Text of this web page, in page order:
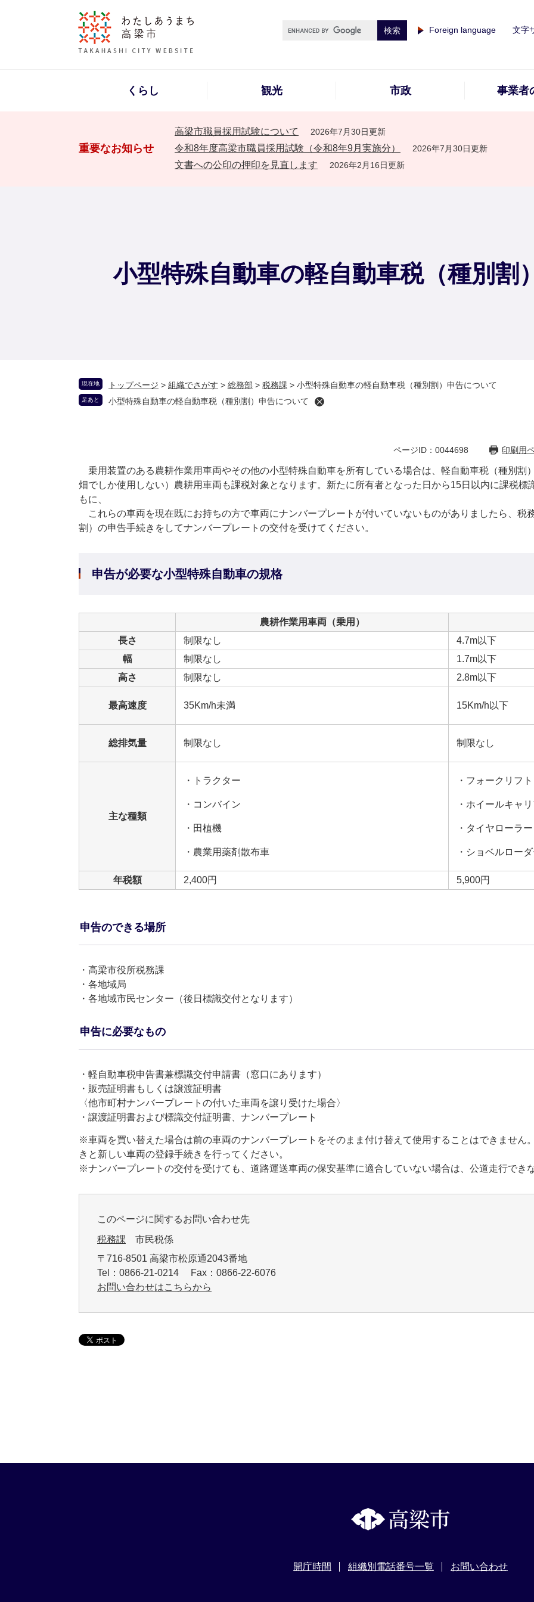
Foreign language 文字
くらし 観光 市政 事業者
重要なお知らせ
高梁市職員採用試験について 2026年7月30日更新
令和8年度高梁市職員採用試験（令和8年9月実施分） 2026年7月30日更新
文書への公印の押印を見直します 2026年2月16日更新
小型特殊自動車の軽自動車税（種別割
現在地 トップページ > 組織でさがす > 総務部 > 税務課 > 小型特殊自動車の軽自動車税（種別割）申告について
足あと 小型特殊自動車の軽自動車税（種別割）申告について
ページID：0044698 印刷用
乗用装置のある農耕作業用車両やその他の小型特殊自動車を所有している場合は、軽自動車税（種別割
畑でしか使用しない）農耕用車両も課税対象となります。新たに所有者となった日から15日以内に課税標
もに、
これらの車両を現在既にお持ちの方で車両にナンバープレートが付いていないものがありましたら、税
割）の申告手続きをしてナンバープレートの交付を受けてください。
申告が必要な小型特殊自動車の規格
農耕作業用車両（乗用）
長さ
制限なし
4.7m以下
幅
制限なし
1.7m以下
高さ
制限なし 2.8m以下
最高速度 35Km/h未満 15Km/h以下
総排気量 制限なし 制限なし
主な種類
・トラクター
・コンバイン
・田植機
・農業用薬剤散布車
・フォークリフト
・ホイールキャ
・タイヤローラー
・ショベルロー
年税額 2,400円 5,900円
申告のできる場所
・高梁市役所税務課
・各地域局
・各地域市民センター（後日標識交付となります）
申告に必要なもの
・軽自動車税申告書兼標識交付申請書（窓口にあります）
・販売証明書もしくは譲渡証明書
〈他市町村ナンバープレートの付いた車両を譲り受けた場合〉
・譲渡証明書および標識交付証明書、ナンバープレート
※車両を買い替えた場合は前の車両のナンバープレートをそのまま付け替えて使用することはできません
きと新しい車両の登録手続きを行ってください。
※ナンバープレートの交付を受けても、道路運送車両の保安基準に適合していない場合は、公道走行でき
このページに関するお問い合わせ先
税務課 市民税係
〒716-8501 高梁市松原通2043番地
Tel：0866-21-0214 Fax：0866-22-6076
お問い合わせはこちらから
開庁時間 組織別電話番号一覧 お問い合わせ